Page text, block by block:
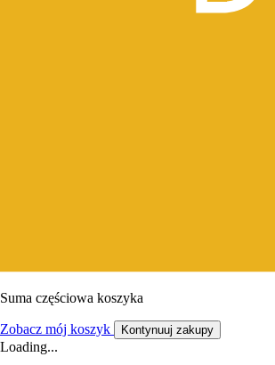
Suma częściowa koszyka
Zobacz mój koszyk Kontynuuj zakupy
Loading...